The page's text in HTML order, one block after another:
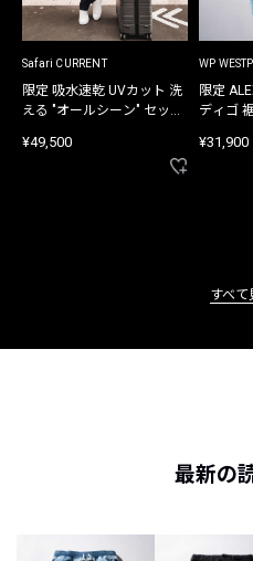
Safari CURRENT
限定 吸水速乾 UVカット 洗
える "オールシーン" セット
¥49,500
WP
限定
ディゴ
¥31,900
すべて
最新の